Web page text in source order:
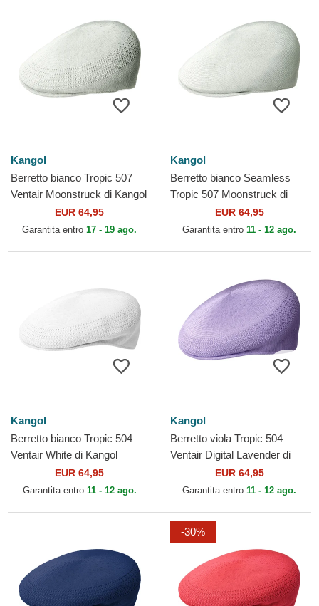
Kangol
Berretto bianco Tropic 507
Ventair Moonstruck di Kangol
EUR 64,95
Garantita entro 17 - 19 ago.
Kangol
Berretto bianco Seamless
Tropic 507 Moonstruck di
EUR 64,95
Garantita entro 11 - 12 ago.
Kangol
Berretto bianco Tropic 504
Ventair White di Kangol
EUR 64,95
Garantita entro 11 - 12 ago.
Kangol
Berretto viola Tropic 504
Ventair Digital Lavender di
EUR 64,95
Garantita entro 11 - 12 ago.
-30%